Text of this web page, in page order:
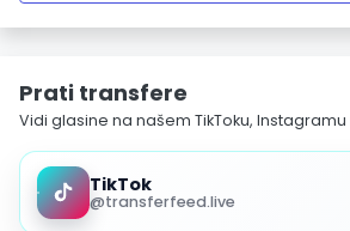
Prati transfere
Vidi glasine na našem TikToku, Instagramu
TikTok
@transferfeed.live